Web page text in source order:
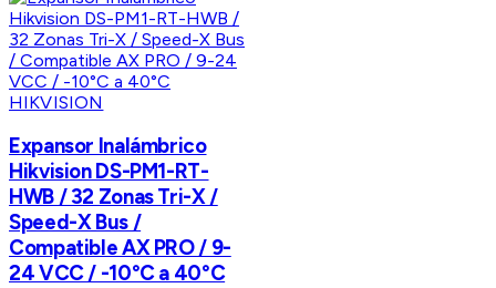
HIKVISION
Expansor Inalámbrico
Hikvision DS-PM1-RT-
HWB / 32 Zonas Tri-X /
Speed-X Bus /
Compatible AX PRO / 9-
24 VCC / -10°C a 40°C